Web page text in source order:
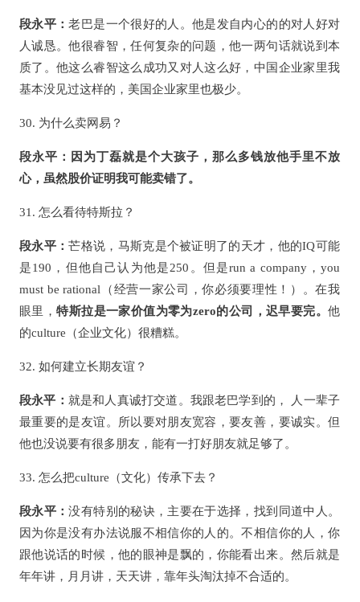
段永平：老巴是一个很好的人。他是发自内心的的对人好对
人诚恳。他很睿智，任何复杂的问题，他一两句话就说到本
质了。他这么睿智这么成功又对人这么好，中国企业家里我
基本没见过这样的，美国企业家里也极少。
30. 为什么卖网易？
段永平：
因为丁磊就是个大孩子，那么多钱放他手里不放
心，虽然股价证明我可能卖错了。
31. 怎么看待特斯拉？
段永平：芒格说，马斯克是个被证明了的天才，他的IQ可能
是190，但他自己认为他是250。但是run a company，you
must be rational（经营一家公司，你必须要理性！）。在我
眼里，特斯拉是一家价值为零为zero的公司，迟早要完。 他
的culture（企业文化）很糟糕。
32. 如何建立长期友谊？
段永平： 就是和人真诚打交道。我跟老巴学到的， 人一辈子
最重要的是友谊。所以要对朋友宽容，要友善，要诚实。但
他也没说要有很多朋友，能有一打好朋友就足够了。
33. 怎么把culture（文化）传承下去？
段永平：没有特别的秘诀，主要在于选择，找到同道中人。
因为你是没有办法说服不相信你的人的。不相信你的人，你
跟他说话的时候，他的眼神是飘的，你能看出来。然后就是
年年讲，月月讲，天天讲，靠年头淘汰掉不合适的。